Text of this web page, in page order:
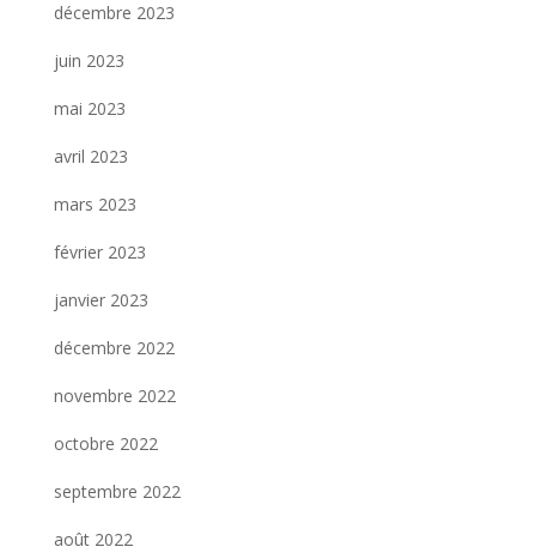
décembre 2023
juin 2023
mai 2023
avril 2023
mars 2023
février 2023
janvier 2023
décembre 2022
novembre 2022
octobre 2022
septembre 2022
août 2022